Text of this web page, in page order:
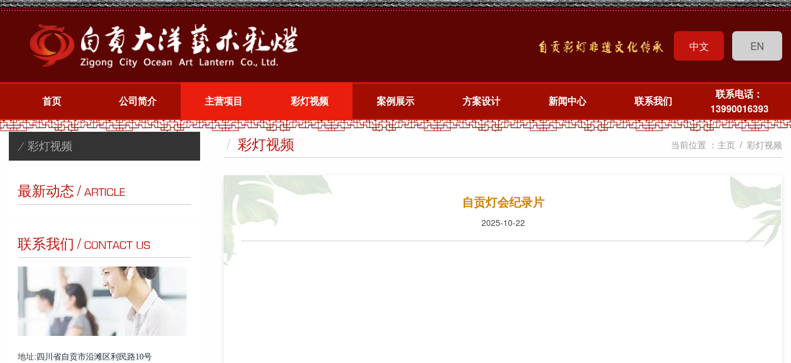
中文 EN
首页 公司简介 主营项目 彩灯视频 案例展示 方案设计 新闻中心 联系我们
联系电话：
13990016393
/ 彩灯视频
最新动态 / ARTICLE
联系我们 / CONTACT US
地址: 四川省自贡市沿滩区利民路10号
/ 彩灯视频 当前位置 ： 主页 彩灯视频
自贡灯会纪录片
2025-10-22